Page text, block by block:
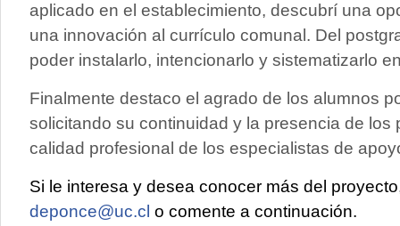
aplicado en el establecimiento, descubrí una
una innovación al currículo comunal. Del
poder instalarlo, intencionarlo y sistematizarlo
Finalmente destaco el agrado de los alumnos
solicitando su continuidad y la presencia de los
calidad profesional de los especialistas de
Si le interesa y desea conocer más del
deponce@uc.cl o comente a continuación.